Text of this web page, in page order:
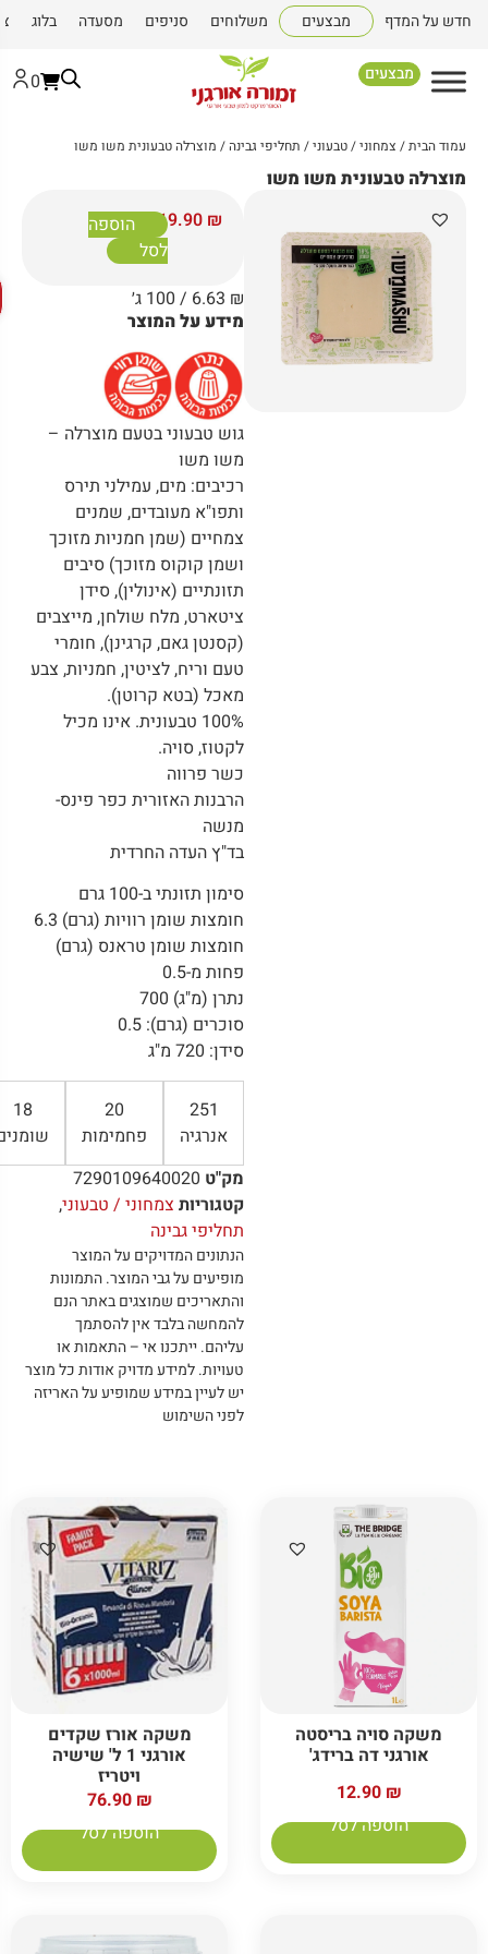
על המדף מבצעים משלוחים סניפים מסעדה בלוג
מבצעים 0
עמוד הבית/צמחוני / טבעוני/תחליפי גבינה/ מוצרלה טבעונית משו משו
מוצרלה טבעונית משו משו
19.90
הוספה
לסל
6.63/ 100 ג׳
מידע על המוצר
גוש טבעוני בטעם מוצרלה –
משו משו
רכיבים: מים, עמילני תירס
ותפו"א מעובדים, שמנים
צמחיים (שמן חמניות מזוכך
ושמן קוקוס מזוכך) סיבים
תזונתיים (אינולין), סידן
ציטארט, מלח שולחן, מייצבים
(קסנטן גאם, קרגינן), חומרי
טעם וריח, לציטין, חמניות, צבע
מאכל (בטא קרוטן).
100% טבעונית. אינו מכיל
לקטוז, סויה.
כשר פרווה
הרבנות האזורית כפר פינס-
מנשה
בד"ץ העדה החרדית
סימון תזונתי ב-100 גרם
חומצות שומן רוויות (גרם) 6.3
חומצות שומן טראנס (גרם)
פחות מ-0.5
נתרן (מ"ג) 700
סוכרים (גרם): 0.5
סידן: 720 מ"ג
251
אנרגיה
פחמימות
שומנים
מק"ט7290109640020
קטגוריות צמחוני / טבעוני,
תחליפי גבינה
הנתונים המדויקים על המוצר
מופיעים על גבי המוצר.התמונות
והתאריכים שמוצגים באתר הנם
להמחשה בלבד אין להסתמך
עליהם.ייתכנו אי – התאמות או
טעויות.למידע מדויק אודות כל מוצר
יש לעיין במידע שמופיע על האריזה
לפני השימוש
משקה סויה בריסטה
אורגני דה ברידג'
12.90
הוספה לסל
משקה אורז שקדים
אורגני 1 ל' שישיה
ויטריז
76.90
הוספה לסל